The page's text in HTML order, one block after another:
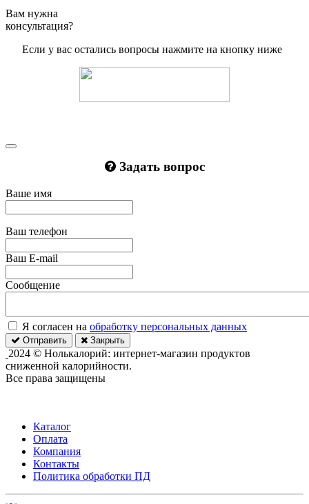
Вам нужна
консультация?
Если у вас остались вопросы нажмите на кнопку ниже
Задать вопрос
Ваше имя
Ваш телефон
Ваш E-mail
Сообщение
Я согласен на обработку персональных данных
Отправить Закрыть
2024 © Нолькалорий: интернет-магазин продуктов
сниженной калорийности.
Все права защищены
Каталог
Оплата
Компания
Контакты
Политика обработки ПД